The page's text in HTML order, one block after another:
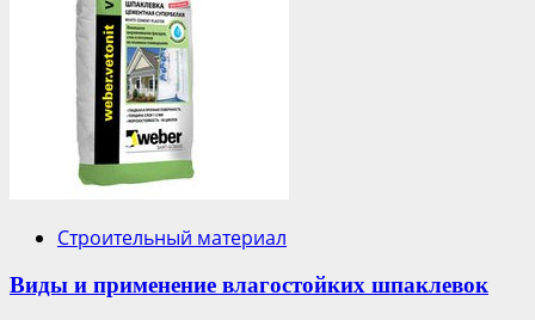
Строительный материал
Виды и применение влагостойких шпаклевок